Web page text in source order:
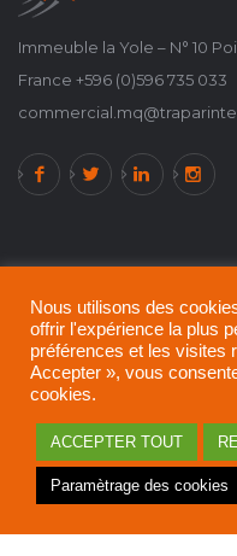
Immeuble la Yole – N° 10
France +596 (0)596 735 033
A propos de
© 2021 - 2024 All
Nous utilisons des
offrir l'expérience la plus
préférences et les visites
Accepter », vous
cookies.
ACCEPTER TOUT
Paramètrage des cookies